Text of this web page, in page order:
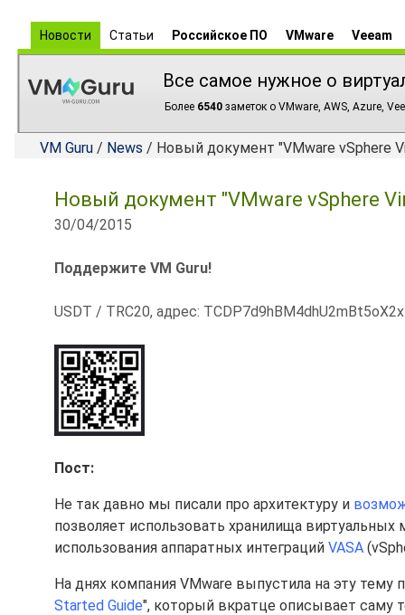
Новости Статьи Российское ПО VMware Veeam
Все самое нужное о
Более 6540 заметок о VMware, AWS, Azure,
VM Guru / News / Новый документ "VMware vSphere
Новый документ "VMware vSphere
30/04/2015
Поддержите VM Guru!
USDT / TRC20, адрес:
Пост:
Не так давно мы писали про архитектуру и
позволяет использовать хранилища
использования аппаратных интеграций VASA
На днях компания VMware выпустила на эту тему
Started Guide", который вкратце описывает саму